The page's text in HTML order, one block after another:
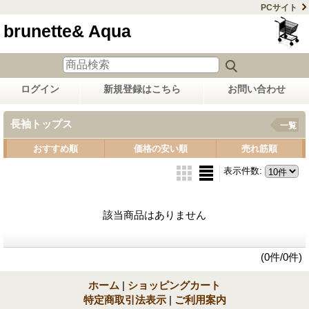
PCサイト
brunette& Aqua
ログイン 新規登録はこちら お問い合わせ
長袖トップス 一覧
おすすめ順 価格の安い順 売れ筋順
表示件数:
該当商品はありません
(0件/0件)
ホーム | ショッピングカート
特定商取引法表示 | ご利用案内